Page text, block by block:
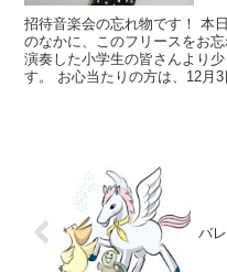
招待音楽会の忘れ物です！ 本
のなかに、このフリースをお
演奏した小学生の皆さんより
す。 お心当たりの方は、12月
バ